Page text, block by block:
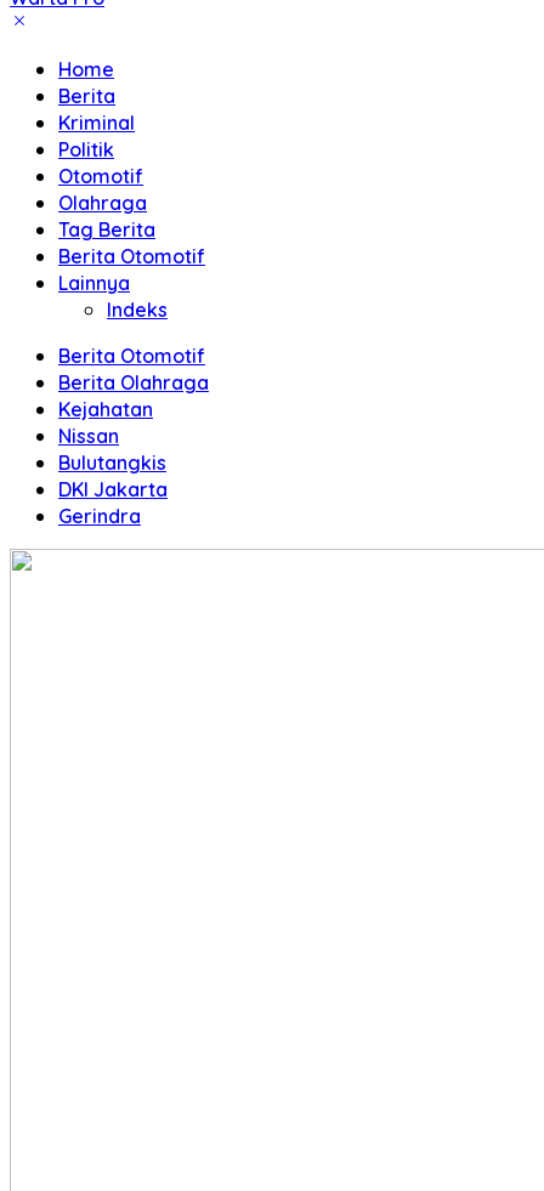
Akurat
Terpercaya
Home
Berita
Kriminal
Politik
Otomotif
Olahraga
Tag Berita
Berita Otomotif
Lainnya
Indeks
Berita Otomotif
Berita Olahraga
Kejahatan
Nissan
Bulutangkis
DKI Jakarta
Gerindra